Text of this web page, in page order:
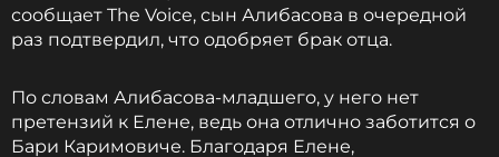
сообщает The Voice, сын Алибасова в очередной
раз подтвердил, что одобряет брак отца.
По словам Алибасова-младшего, у него нет
претензий к Елене, ведь она отлично заботится о
Бари Каримовиче. Благодаря Елене,